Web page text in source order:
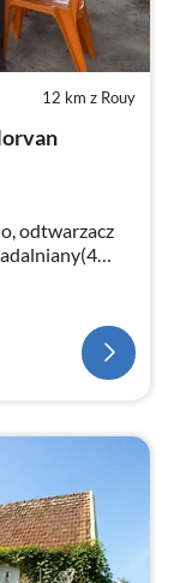
12 km z Rouy
odtwarzacz